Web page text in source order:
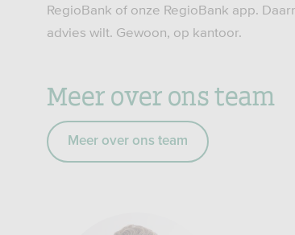
RegioBank of onze RegioBank app.
advies wilt. Gewoon, op kantoor.
Meer over ons team
Meer over ons team